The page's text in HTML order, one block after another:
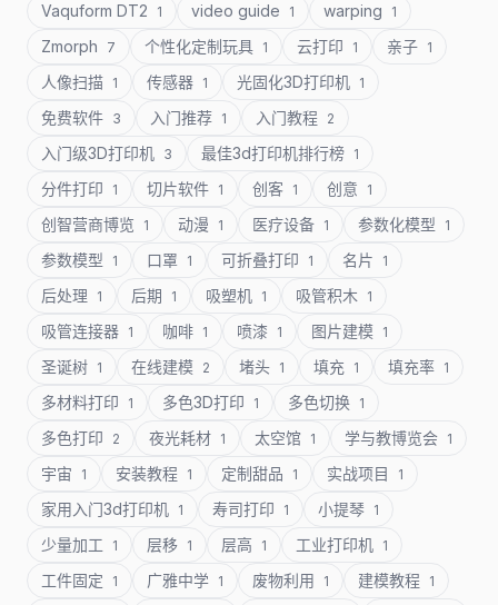
Vaquform DT2 1 video guide 1 warping 1
Zmorph 7 个性化定制玩具 1 云打印 1 亲子 1
人像扫描 1 传感器 1 光固化3D打印机 1
免费软件 3 入门推荐 1 入门教程 2
入门级3D打印机 3 最佳3d打印机排行榜 1
分件打印 1 切片软件 1 创客 1 创意 1
创智营商博览 1 动漫 1 医疗设备 1 参数化模型 1
参数模型 1 口罩 1 可折叠打印 1 名片 1
后处理 1 后期 1 吸塑机 1 吸管积木 1
吸管连接器 1 咖啡 1 喷漆 1 图片建模 1
圣诞树 1 在线建模 2 堵头 1 填充 1 填充率 1
多材料打印 1 多色3D打印 1 多色切换 1
多色打印 2 夜光耗材 1 太空馆 1 学与教博览会 1
宇宙 1 安装教程 1 定制甜品 1 实战项目 1
家用入门3d打印机 1 寿司打印 1 小提琴 1
少量加工 1 层移 1 层高 1 工业打印机 1
工件固定 1 广雅中学 1 废物利用 1 建模教程 1